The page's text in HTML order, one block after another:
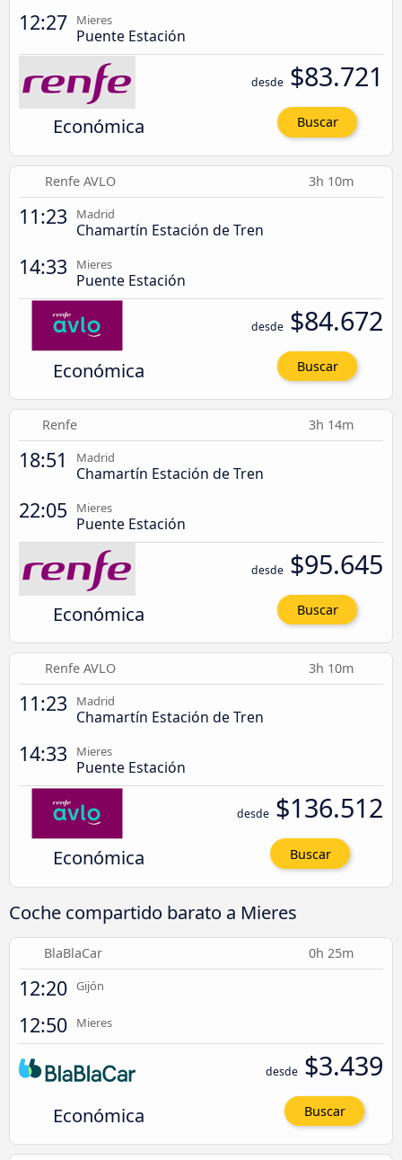
12:27 Mieres
Puente Estación
Económica
desde $83.721
Buscar
Renfe AVLO 3h 10m
11:23 Madrid
Chamartín Estación de Tren
14:33 Mieres
Puente Estación
Económica
desde $84.672
Buscar
Renfe 3h 14m
18:51 Madrid
Chamartín Estación de Tren
22:05 Mieres
Puente Estación
Económica
desde $95.645
Buscar
Renfe AVLO 3h 10m
11:23 Madrid
Chamartín Estación de Tren
14:33 Mieres
Puente Estación
Económica
desde $136.512
Buscar
Coche compartido barato a Mieres
BlaBlaCar 0h 25m
12:20 Gijón
12:50 Mieres
Económica
desde $3.439
Buscar